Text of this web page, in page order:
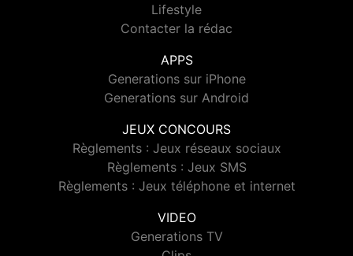
Lifestyle
Contacter la rédac
APPS
Generations sur iPhone
Generations sur Android
JEUX CONCOURS
Règlements : Jeux réseaux sociaux
Règlements : Jeux SMS
Règlements : Jeux téléphone et internet
VIDEO
Generations TV